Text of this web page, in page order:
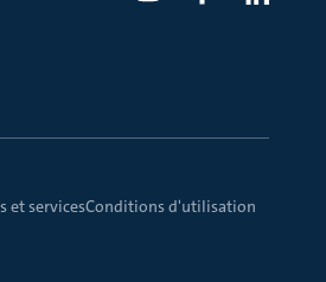
et servicesConditions d'utilisation